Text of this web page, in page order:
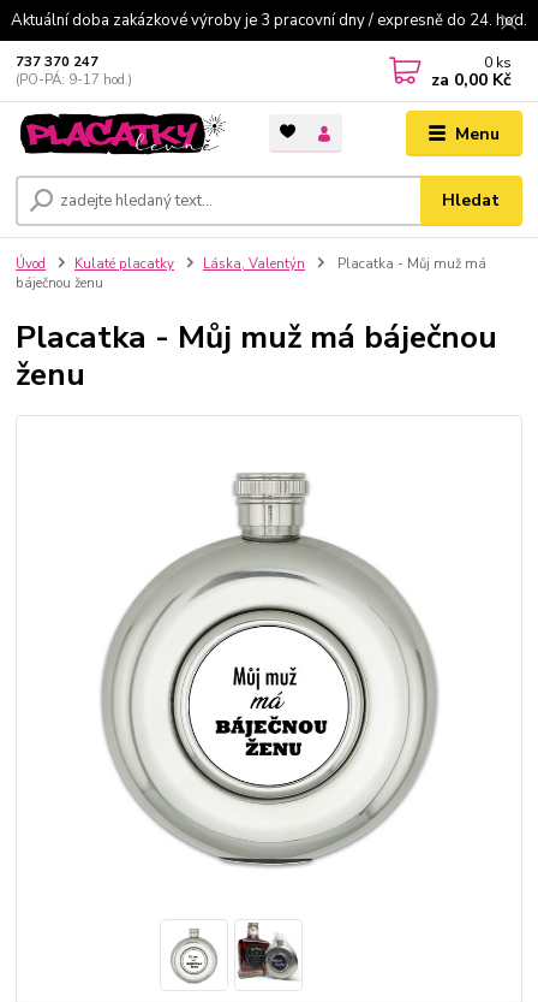
Aktuální doba zakázkové výroby je 3 pracovní dny / expresně do 24. hod.
Menu
Hledat
737 370 247
(PO-PÁ: 9-17 hod.)
0 ks
za 0,00 Kč
Úvod Kulaté placatky Láska, Valentýn
Placatka - Můj muž má
báječnou ženu
Placatka - Můj muž má báječnou
ženu